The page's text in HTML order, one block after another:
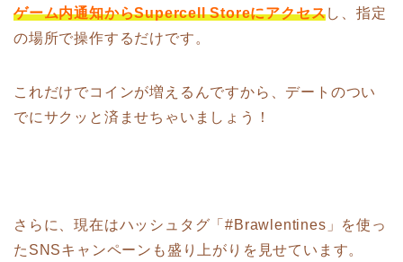
ゲーム内通知からSupercell Storeにアクセスし、指定
の場所で操作するだけです。
これだけでコインが増えるんですから、デートのつい
でにサクッと済ませちゃいましょう！
さらに、現在はハッシュタグ「#Brawlentines」を使っ
たSNSキャンペーンも盛り上がりを見せています。